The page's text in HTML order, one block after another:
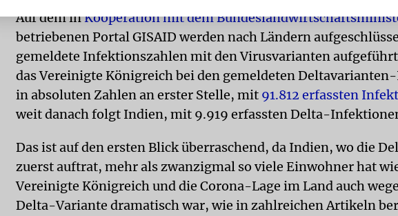
Auf dem inKooperation mit dem
betriebenen Portal GISAID werden nach Ländern
gemeldete Infektionszahlen mit den Virusvarianten
das Vereinigte Königreich bei den gemeldeten
in absoluten Zahlen an erster Stelle, mit 91.812 erfassten
weit danach folgt Indien, mit 9.919 erfassten Delta-
Das ist auf den ersten Blick überraschend, da Indien, wo die
zuerst auftrat, mehr als zwanzigmal so viele Einwohner hat
Vereinigte Königreich und die Corona-Lage im Land auch
Delta-Variante dramatisch war, wie in zahlreichen Artikeln